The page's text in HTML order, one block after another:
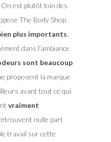
On est plutôt loin des
The Body Shop.
plus importants
dans l’ambiance
sont beaucoup
proposent la marque
avant tout ce qui
vraiment
nulle part
travail sur cette